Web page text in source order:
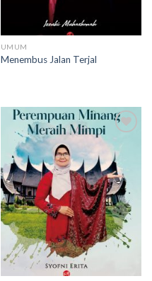
UMUM
Menembus Jalan Terjal
Add to
wishlist